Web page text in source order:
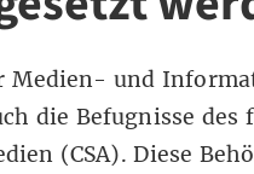
Medien- und
die Befugnisse
(CSA).Diese